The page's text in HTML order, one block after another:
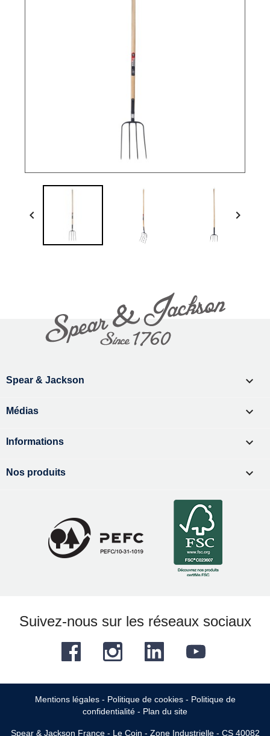
 
Spear & Jackson 
Médias 
Informations 
Nos produits 
Suivez-nous sur les réseaux sociaux
Facebook YouTube
Instagram LinkedIn
Mentions légales- Politique de cookies- Politique de
confidentialité - Plan du site
Spear & Jackson France - Le Coin - Zone Industrielle - CS 40082